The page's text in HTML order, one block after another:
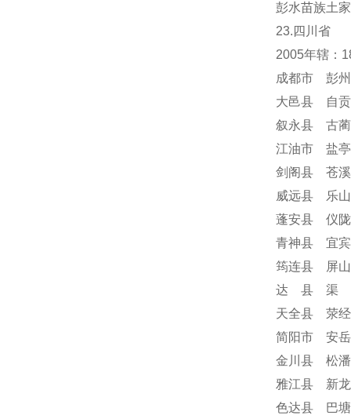
彭水苗族土
23.四川省
2005年辖：
成都市 彭
大邑县 自
叙永县 古
江油市 盐
剑阁县 苍
威远县 乐
蓬安县 仪
青神县 宜
筠连县 屏
达 县 渠
天全县 荥
简阳市 安
金川县 松
雅江县 新
色达县 巴